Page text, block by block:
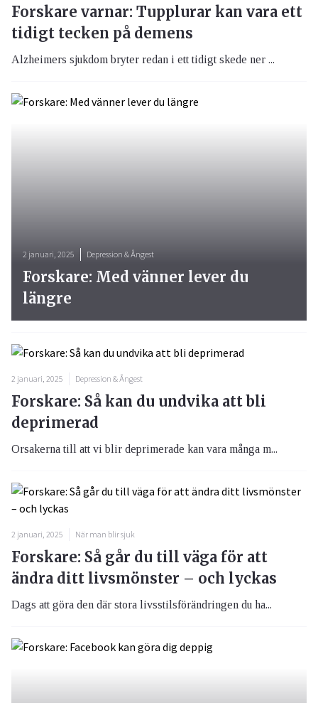
Forskare varnar: Tupplurar kan vara ett
tidigt tecken på demens
Alzheimers sjukdom bryter redan i ett tidigt skede ner ...
2 januari, 2025 Depression & Ångest
Forskare: Så kan du undvika att bli
deprimerad
Orsakerna till att vi blir deprimerade kan vara många m...
2 januari, 2025 När man blir sjuk
Forskare: Så går du till väga för att
ändra ditt livsmönster – och lyckas
Dags att göra den där stora livsstilsförändringen du ha...
2 januari, 2025 Depression & Ångest
Forskare: Med vänner lever du
längre